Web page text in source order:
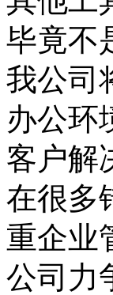
毕竟不
我公司
办公环
客户解
在很多
重企业
公司力